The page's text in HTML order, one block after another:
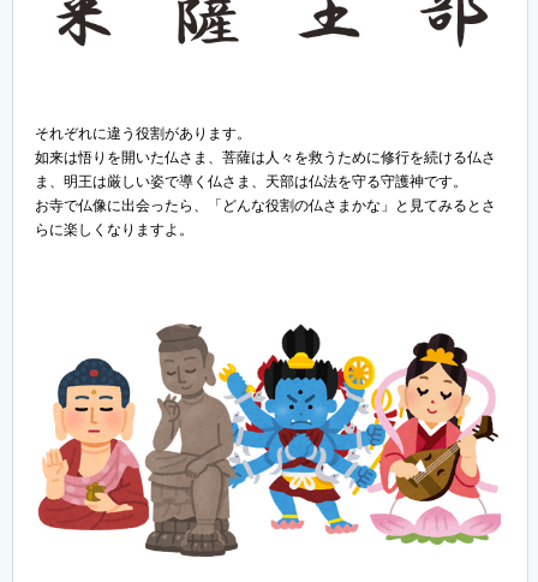
それぞれに違う役割があります。
如来は悟りを開いた仏さま、菩薩は人々を救うために修行を続ける仏さ
ま、明王は厳しい姿で導く仏さま、天部は仏法を守る守護神です。
お寺で仏像に出会ったら、「どんな役割の仏さまかな」と見てみるとさ
らに楽しくなりますよ。